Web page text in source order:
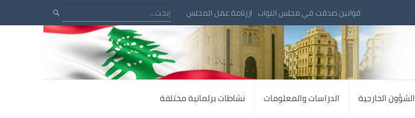
قوانين صدقت في مجلس النواب رزنامة عمل المجلس
الشؤون الخارجية الدراسات والمعلومات نشاطات برلمانية مختلفة